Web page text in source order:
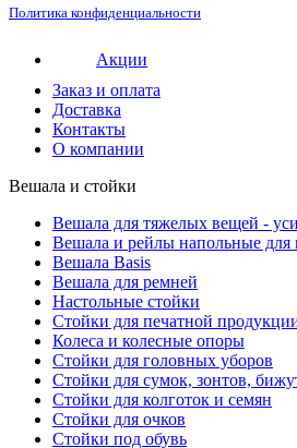
Политика конфиденциальности
Акции
Заказ и оплата
Доставка
Контакты
О компании
Вешала и стойки
Вешала для тяжелых вещей -
Вешала и рейлы напольные для
Вешала Basis
Вешала для ремней
Настольные стойки
Стойки для печатной
Колеса и колесные опоры
Стойки для головных уборов
Стойки для сумок, зонтов,
Стойки для колготок и семян
Стойки для очков
Стойки под обувь